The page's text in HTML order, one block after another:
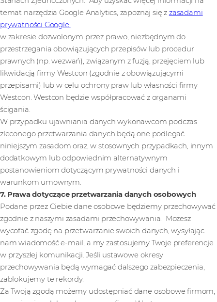
temat narzędzia Google Analytics, zapoznaj się z zasadami
prywatności Google.
w zakresie dozwolonym przez prawo, niezbędnym do
przestrzegania obowiązujących przepisów lub procedur
prawnych (np. wezwań), związanym z fuzją, przejęciem lub
likwidacją firmy Westcon (zgodnie z obowiązującymi
przepisami) lub w celu ochrony praw lub własności firmy
Westcon. Westcon będzie współpracować z organami
ścigania.
W przypadku ujawniania danych wykonawcom podczas
zleconego przetwarzania danych będą one podlegać
niniejszym zasadom oraz, w stosownych przypadkach, innym
dodatkowym lub odpowiednim alternatywnym
postanowieniom dotyczącym prywatności danych i
warunkom umownym.
7. Prawa dotyczące przetwarzania danych osobowych
Podane przez Ciebie dane osobowe będziemy przechowywać
zgodnie z naszymi zasadami przechowywania. Możesz
wycofać zgodę na przetwarzanie swoich danych, wysyłając
nam wiadomość e-mail, a my zastosujemy Twoje preferencje
w przyszłej komunikacji. Jeśli ustawowe okresy
przechowywania będą wymagać dalszego zabezpieczenia,
zablokujemy te rekordy.
Za Twoją zgodą możemy udostępniać dane osobowe firmom,